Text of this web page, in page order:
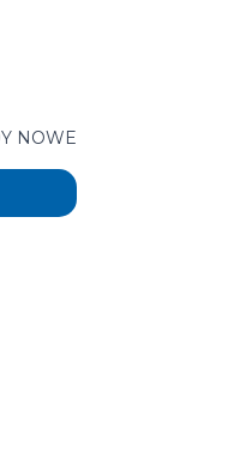
NOWE